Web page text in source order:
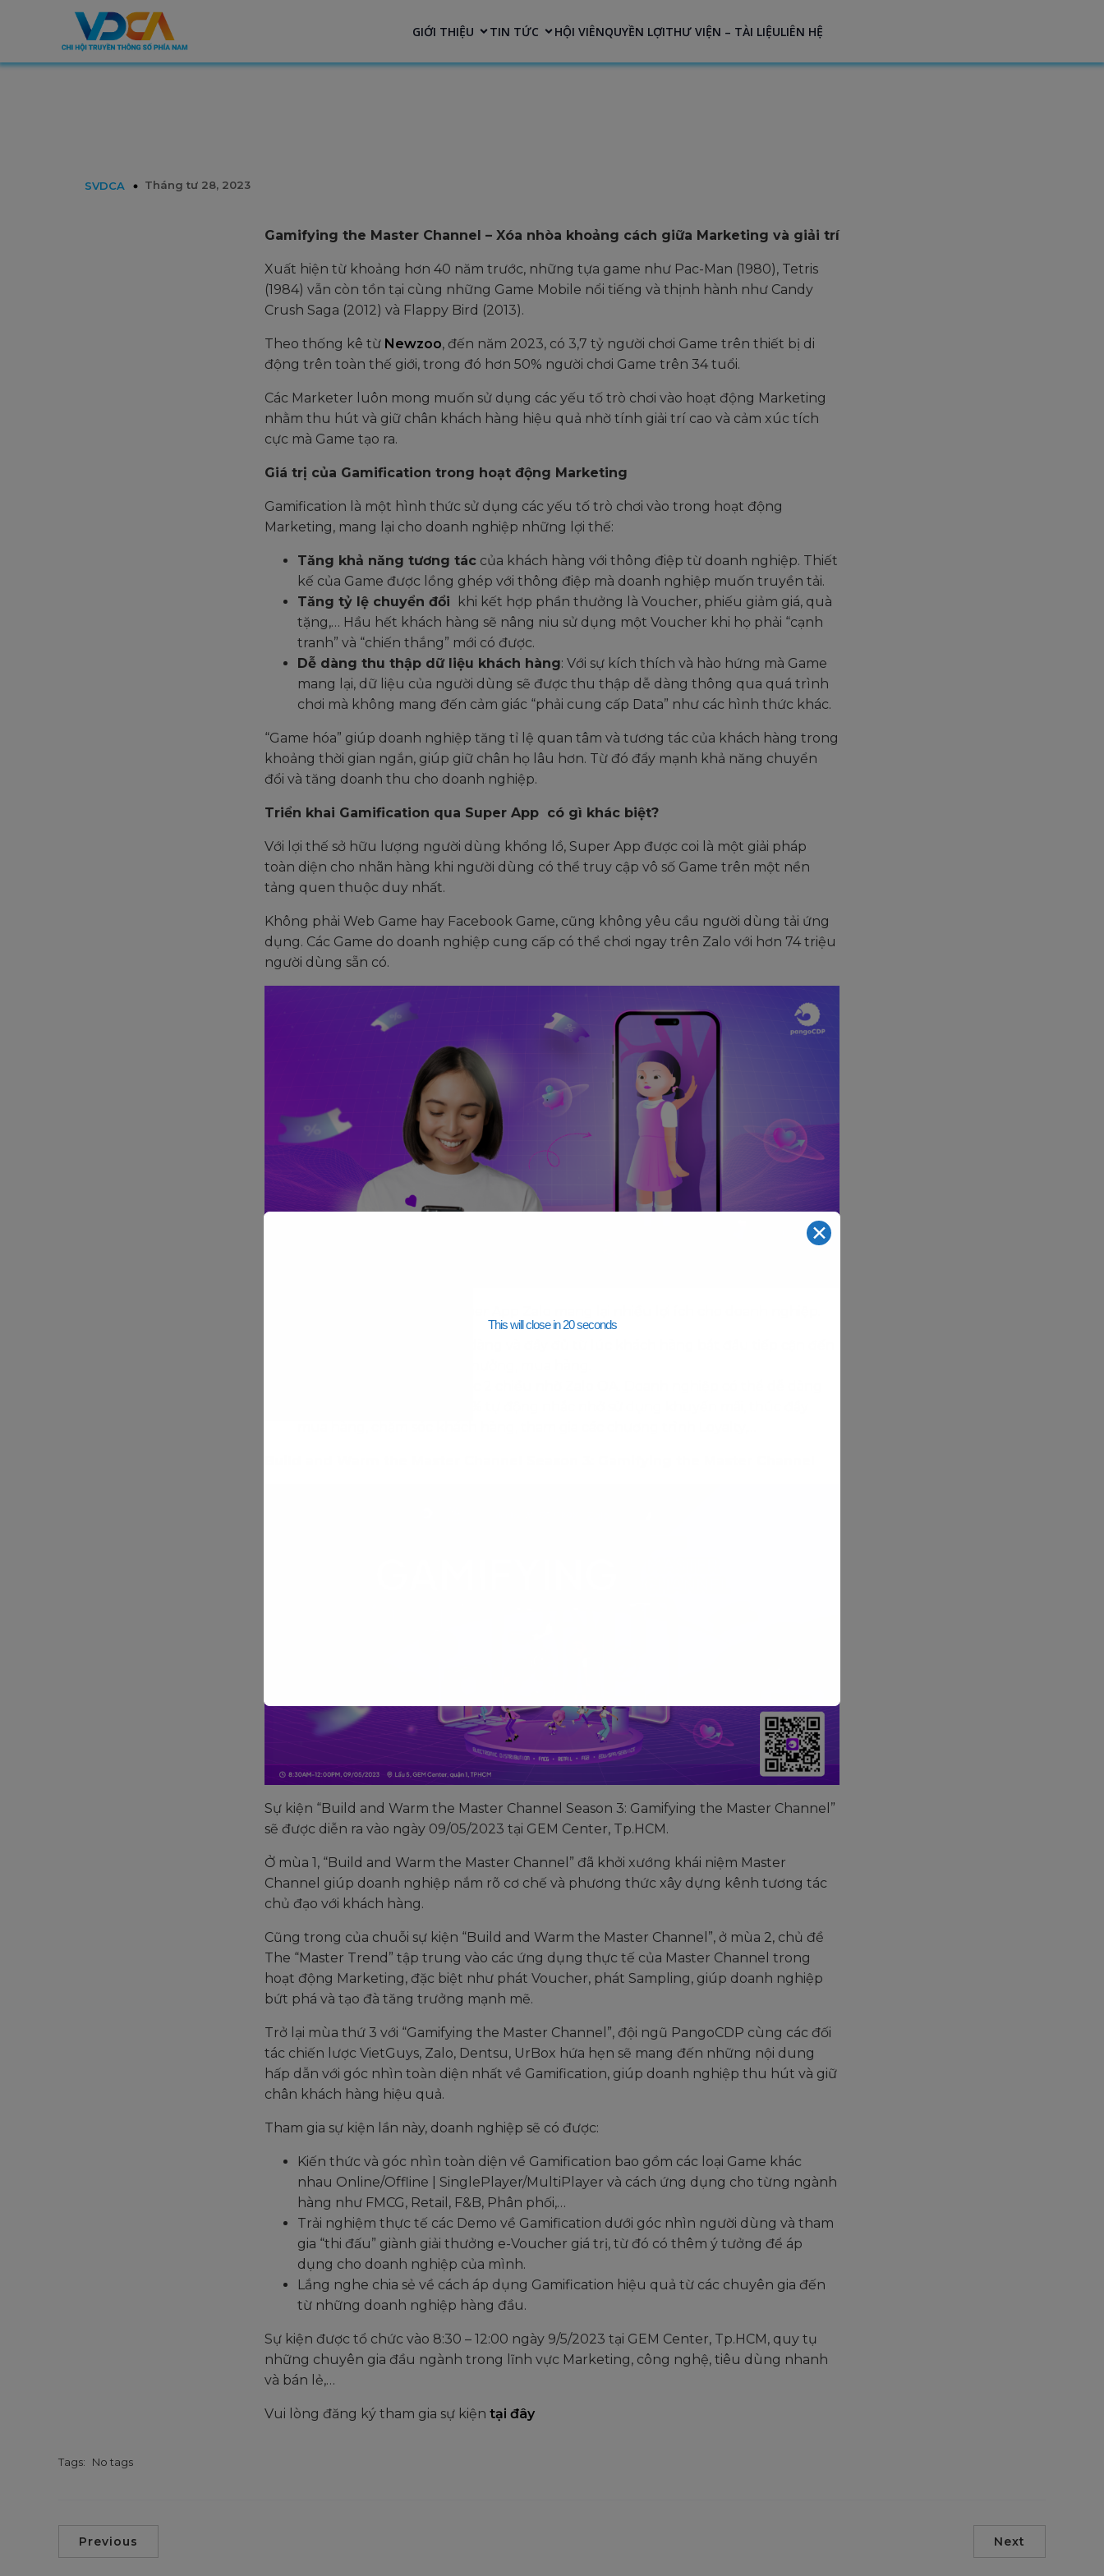
GIỚI THIỆU TIN TỨC HỘI VIÊNQUYỀN LỢITHƯ VIỆN – TÀI LIỆULIÊN HỆ
SVDCA Tháng tư 28, 2023
Gamifying the Master Channel – Xóa nhòa khoảng cách giữa Marketing và giải trí
Xuất hiện từ khoảng hơn 40 năm trước, những tựa game như Pac-Man (1980), Tetris
(1984) vẫn còn tồn tại cùng những Game Mobile nổi tiếng và thịnh hành như Candy
Crush Saga (2012) và Flappy Bird (2013).
Theo thống kê từ Newzoo, đến năm 2023, có 3,7 tỷ người chơi Game trên thiết bị di
động trên toàn thế giới, trong đó hơn 50% người chơi Game trên 34 tuổi.
Các Marketer luôn mong muốn sử dụng các yếu tố trò chơi vào hoạt động Marketing
nhằm thu hút và giữ chân khách hàng hiệu quả nhờ tính giải trí cao và cảm xúc tích
cực mà Game tạo ra.
Giá trị của Gamification trong hoạt động Marketing
Gamification là một hình thức sử dụng các yếu tố trò chơi vào trong hoạt động
Marketing, mang lại cho doanh nghiệp những lợi thế:
Tăng khả năng tương tác của khách hàng với thông điệp từ doanh nghiệp. Thiết
kế của Game được lồng ghép với thông điệp mà doanh nghiệp muốn truyền tải.
Tăng tỷ lệ chuyển đổi
khi kết hợp phần thưởng là Voucher, phiếu giảm giá, quà
tặng,… Hầu hết khách hàng sẽ nâng niu sử dụng một Voucher khi họ phải “cạnh
tranh” và “chiến thắng” mới có được.
Dễ dàng thu thập dữ liệu khách hàng: Với sự kích thích và hào hứng mà Game
mang lại, dữ liệu của người dùng sẽ được thu thập dễ dàng thông qua quá trình
chơi mà không mang đến cảm giác “phải cung cấp Data” như các hình thức khác.
“Game hóa” giúp doanh nghiệp tăng tỉ lệ quan tâm và tương tác của khách hàng trong
khoảng thời gian ngắn, giúp giữ chân họ lâu hơn. Từ đó đẩy mạnh khả năng chuyển
đổi và tăng doanh thu cho doanh nghiệp.
Triển khai Gamification qua Super App có gì khác biệt?
Với lợi thế sở hữu lượng người dùng khổng lồ, Super App được coi là một giải pháp
toàn diện cho nhãn hàng khi người dùng có thể truy cập vô số Game trên một nền
tảng quen thuộc duy nhất.
Không phải Web Game hay Facebook Game, cũng không yêu cầu người dùng tải ứng
dụng. Các Game do doanh nghiệp cung cấp có thể chơi ngay trên Zalo với hơn 74 triệu
người dùng sẵn có.
Sự kiện “Build and Warm the Master Channel Season 3: Gamifying the Master Channel”
sẽ được diễn ra vào ngày 09/05/2023 tại GEM Center, Tp.HCM.
Ở mùa 1, “Build and Warm the Master Channel” đã khởi xướng khái niệm Master
Channel giúp doanh nghiệp nắm rõ cơ chế và phương thức xây dựng kênh tương tác
chủ đạo với khách hàng.
Cũng trong của chuỗi sự kiện “Build and Warm the Master Channel”, ở mùa 2, chủ đề
The “Master Trend” tập trung vào các ứng dụng thực tế của Master Channel trong
hoạt động Marketing, đặc biệt như phát Voucher, phát Sampling, giúp doanh nghiệp
bứt phá và tạo đà tăng trưởng mạnh mẽ.
Trở lại mùa thứ 3 với “Gamifying the Master Channel”, đội ngũ PangoCDP cùng các đối
tác chiến lược VietGuys, Zalo, Dentsu, UrBox hứa hẹn sẽ mang đến những nội dung
hấp dẫn với góc nhìn toàn diện nhất về Gamification, giúp doanh nghiệp thu hút và giữ
chân khách hàng hiệu quả.
Tham gia sự kiện lần này, doanh nghiệp sẽ có được:
Kiến thức và góc nhìn toàn diện về Gamification bao gồm các loại Game khác
nhau Online/Offline | SinglePlayer/MultiPlayer và cách ứng dụng cho từng ngành
hàng như FMCG, Retail, F&B, Phân phối,…
Trải nghiệm thực tế các Demo về Gamification dưới góc nhìn người dùng và tham
gia “thi đấu” giành giải thưởng e-Voucher giá trị, từ đó có thêm ý tưởng để áp
dụng cho doanh nghiệp của mình.
Lắng nghe chia sẻ về cách áp dụng Gamification hiệu quả từ các chuyên gia đến
từ những doanh nghiệp hàng đầu.
Sự kiện được tổ chức vào 8:30 – 12:00 ngày 9/5/2023 tại GEM Center, Tp.HCM, quy tụ
những chuyên gia đầu ngành trong lĩnh vực Marketing, công nghệ, tiêu dùng nhanh
và bán lẻ,…
Vui lòng đăng ký tham gia sự kiện tại đây
Tags: No tags
Previous Next
✕
This will close in19seconds